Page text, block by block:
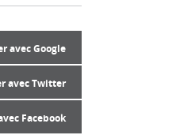
avec Google
avec Twitter
Facebook